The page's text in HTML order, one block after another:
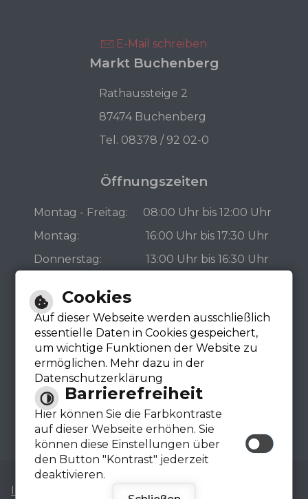
E-Mail schreiben
Markt Buchenberg
Rathaussteige 2
87474 Buchenberg
Tel. 08378 / 92 02-0
Öffnungszeiten
Montag - Freitag:
Montag:
Donnerstag:
08:00 Uhr bis 12:00 Uhr
16:00 Uhr bis 17:30 Uhr
13:00 Uhr bis 16:30 Uhr
Bürgerbüro
Cookies
Auf dieser Webseite werden ausschließlich
essentielle Daten in Cookies gespeichert,
um wichtige Funktionen der Website zu
ermöglichen. Mehr dazu in der
Datenschutzerklärung
Barrierefreiheit
Hier können Sie die Farbkontraste
auf dieser Webseite erhöhen. Sie
können diese Einstellungen über
den Button "Kontrast" jederzeit
deaktivieren.